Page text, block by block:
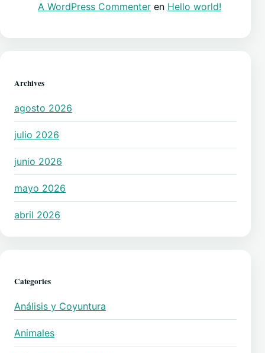
A WordPress Commenter en Hello world!
Archives
agosto 2026
julio 2026
junio 2026
mayo 2026
abril 2026
Categories
Análisis y Coyuntura
Animales